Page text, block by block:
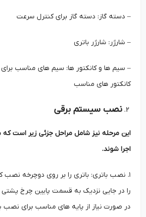
– دسته گاز: دسته گاز برای کنترل سرعت
– شارژر: شارژر باتری
– سیم ‌ها و کانکتور ها: سیم‌ های مناسب برای
کانکتور های مناسب
نصب سیستم برقی
این مرحله نیز شامل مراحل جزئی زیر است که
اجرا شوند.
۱. نصب باتری: باتری را بر روی دوچرخه نصب
را در جایی نزدیک به قسمت پایین چرخ پشتی
در صورت نیاز از پایه‌ های مناسب برای نصب باتری